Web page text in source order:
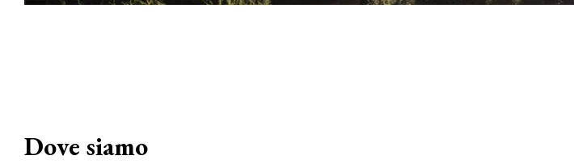
Dove siamo